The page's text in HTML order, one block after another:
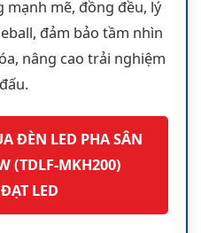
mạnh mẽ, đồng đều, lý
đảm bảo tầm nhìn
nâng cao trải nghiệm
ĐÈN LED PHA SÂN
(TDLF-MKH200)
LED